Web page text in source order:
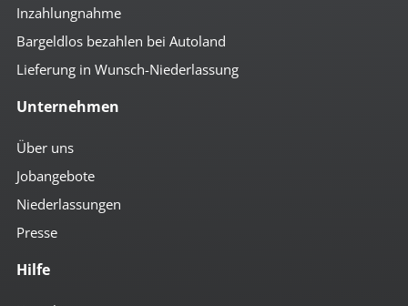
Inzahlungnahme
Bargeldlos bezahlen bei Autoland
Lieferung in Wunsch-Niederlassung
Unternehmen
Über uns
Jobangebote
Niederlassungen
Presse
Hilfe